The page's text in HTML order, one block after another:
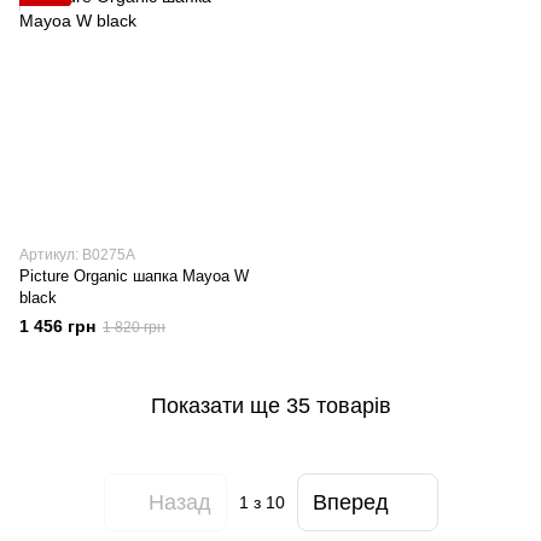
Артикул: B0275A
Picture Organic шапка Mayoa W
black
1 456 грн 1 820 грн
Показати ще 35 товарів
Назад 1 з 10 Вперед